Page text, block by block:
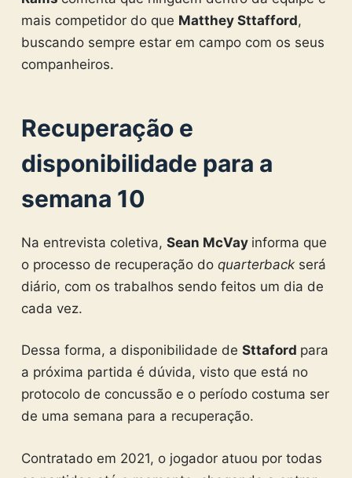
mais competidor do que Matthey Sttafford,
buscando sempre estar em campo com os seus
companheiros.
Recuperação e
disponibilidade para a
semana 10
Na entrevista coletiva, Sean McVay informa que
o processo de recuperação do quarterback será
diário, com os trabalhos sendo feitos um dia de
cada vez.
Dessa forma, a disponibilidade de Sttaford para
a próxima partida é dúvida, visto que está no
protocolo de concussão e o período costuma ser
de uma semana para a recuperação.
Contratado em 2021, o jogador atuou por todas